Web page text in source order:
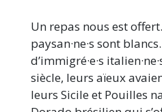
Un repas nous est
paysan·ne·s sont
d’immigré·e·s
siècle, leurs aïeux
leurs Sicile et Pouilles